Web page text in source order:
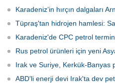
Karadeniz’in hırçın dalgaları
Tüpraş'tan hidrojen hamlesi:
Karadeniz'de CPC petrol
Rus petrol ürünleri için yeni
Irak ve Suriye, Kerkük-Banyas
ABD'li enerji devi Irak'ta dev